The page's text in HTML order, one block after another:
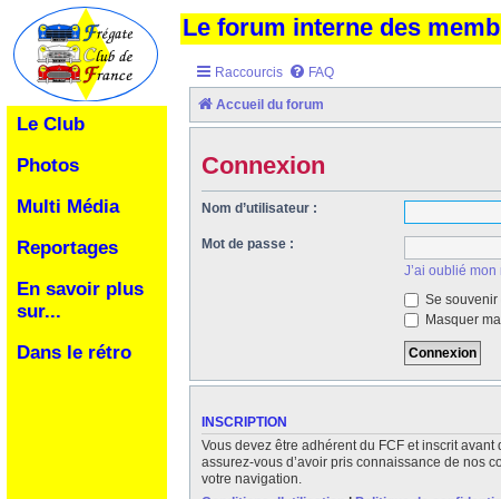
Le Club
Photos
Multi Média
Reportages
En savoir plus
sur...
Dans le rétro
Le forum interne des
Raccourcis FAQ
Accueil du forum
Connexion
Nom d’utilisateur :
Mot de passe :
J’ai oublié mon
Se souvenir
Masquer
INSCRIPTION
Vous devez être adhérent du FCF et inscrit
assurez-vous d’avoir pris connaissance de nos
votre navigation.